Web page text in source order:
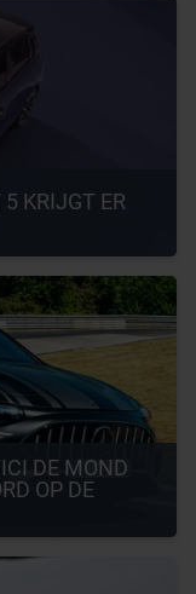
KRIJGT ER
DE MOND
OP DE